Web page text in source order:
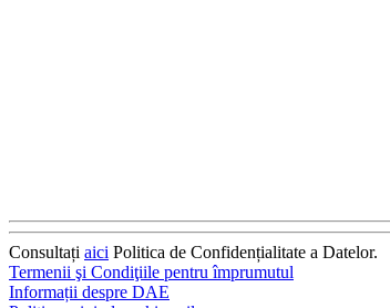
Consultați aici Politica de Confidențialitate a Datelor.
Termenii şi Condiţiile pentru împrumutul
Informații despre DAE